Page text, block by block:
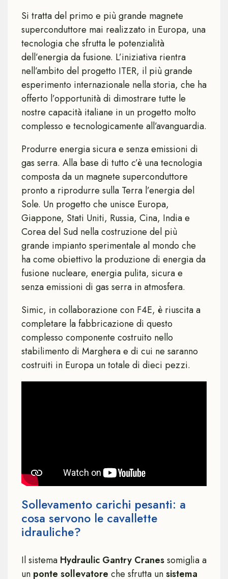
Si tratta del primo e più grande magnete
superconduttore mai realizzato in Europa, una
tecnologia che sfrutta le potenzialità
dell’energia da fusione. L’iniziativa rientra
nell’ambito del progetto ITER, il più grande
esperimento internazionale nella storia, che ha
offerto l’opportunità di dimostrare tutte le
nostre capacità italiane in un progetto molto
complesso e tecnologicamente all’avanguardia.
Produrre energia sicura e senza emissioni di
gas serra. Alla base di tutto c’è una tecnologia
composta da un magnete superconduttore
pronto a riprodurre sulla Terra l’energia del
Sole. Un progetto che unisce Europa,
Giappone, Stati Uniti, Russia, Cina, India e
Corea del Sud nella costruzione del più
grande impianto sperimentale al mondo che
ha come obiettivo la produzione di energia da
fusione nucleare, energia pulita, sicura e
senza emissioni di gas serra in atmosfera.
Simic, in collaborazione con F4E, è riuscita a
completare la fabbricazione di questo
complesso componente costruito nello
stabilimento di Marghera e di cui ne saranno
costruiti in Europa un totale di dieci pezzi.
Sollevamento carichi pesanti: a
cosa servono le cavallette
idrauliche?
Il sistema Hydraulic Gantry Cranessomiglia a
un ponte sollevatore che sfrutta unsistema